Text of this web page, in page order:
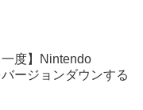
一度】Nintendo
ージョンダウンする